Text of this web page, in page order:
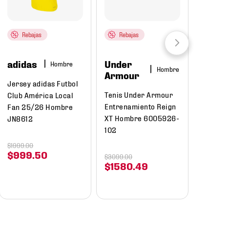
Rebajas
adidas Hombre
Jersey adidas Futbol
Club América Local
Fan 25/26 Hombre
JN8612
$999 50
$1999.00
Rebajas
Under
Armour
Hombre
Tenis Under Armour
Entrenamiento Reign
XT Hombre 6005926-
102
$1580 .49
$3099.00